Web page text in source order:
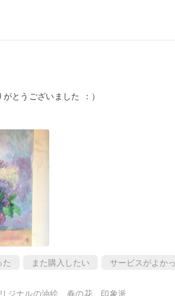
とうございました ：）
また購入したい サービスがよか
ジナルの油絵、春の花、印象派